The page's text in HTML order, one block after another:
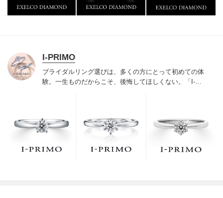
I-PRIMO
ブライダルリング選びは、多くの方にとって初めての体
験。一生ものだからこそ、後悔してほしくない。「I-
でお待ちしております。リング選びの最初の一歩をご一
緒に。まずは、アイプリモへ。